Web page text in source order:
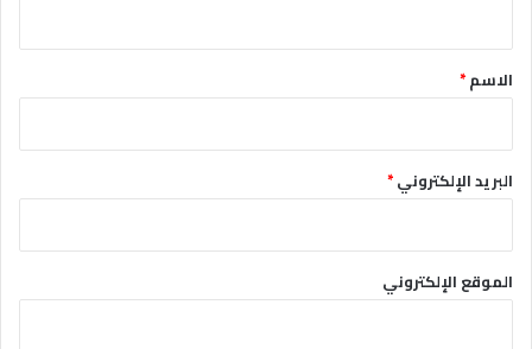
*الاسم*
البريد الإلكتروني*
الموقع الإلكتروني